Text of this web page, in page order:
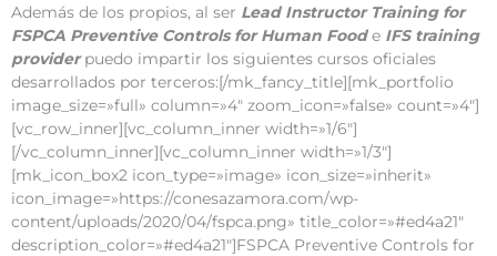
Además de los propios, al ser Lead Instructor Training for
FSPCA Preventive Controls for Human Foode IFS training
providerpuedo impartir los siguientes cursos oficiales
desarrollados por terceros:[/mk_fancy_title][mk_portfolio
image_size=»full» column=»4″ zoom_icon=»false» count=»4″]
[vc_row_inner][vc_column_inner width=»1/6″]
[/vc_column_inner][vc_column_inner width=»1/3″]
[mk_icon_box2 icon_type=»image» icon_size=»inherit»
icon_image=»https://conesazamora.com/wp-
content/uploads/2020/04/fspca.png» title_color=»#ed4a21″
description_color=»#ed4a21″]FSPCA Preventive Controls for